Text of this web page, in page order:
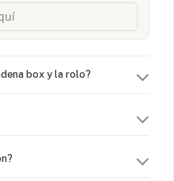
box y la rolo?